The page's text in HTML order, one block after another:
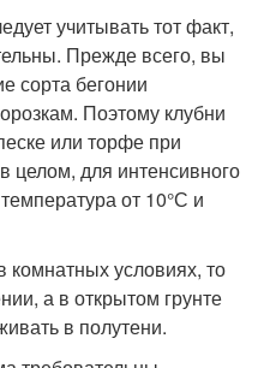
учитывать тот факт,
Прежде всего, вы
сорта бегонии
Поэтому клубни
или торфе при
целом, для интенсивного
от 10°С и
условиях, то
а в открытом грунте
в полутени.